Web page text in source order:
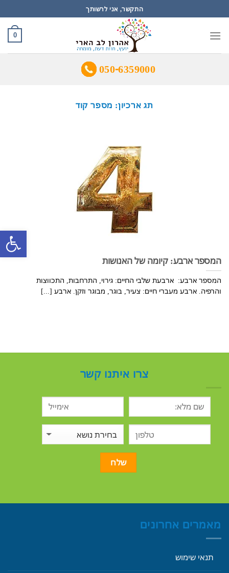
פתח
to
content
התקשר, אני לרשותך
0
050-6359000
תג ארכיון: מספר קוד
המספר ארבע: קיומה של האנושות
המספר ארבע: ארבעת שלבי החיים: גירוי, התרחבות, התכווצות
והרפיה. ארבע מעברי חיים: צעיר, בוגר, מבוגר וזקן. ארבע [...]
צרו איתנו קשר
מאמרים אחרונים
תנאי שימוש